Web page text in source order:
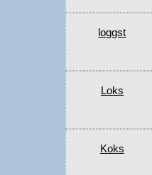
loggst
Loks
Koks